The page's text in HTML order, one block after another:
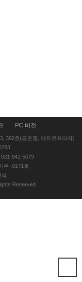
PC 버전
302호(금촌동, 메트로프라자)
031-941-5079
주 -0171호
식
Reserved.